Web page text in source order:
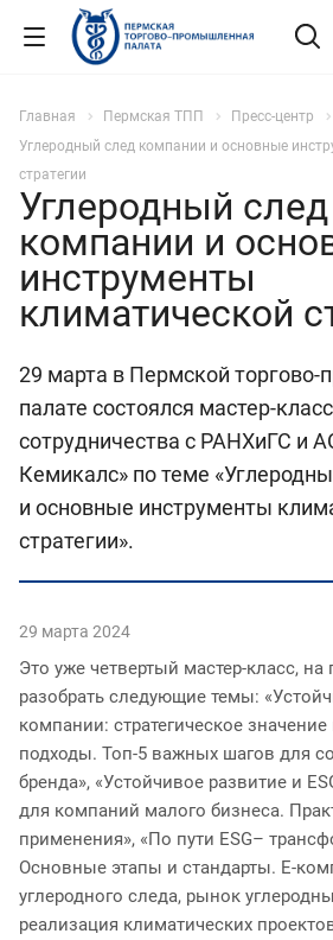
Главная Пермская ТПП Пресс-центр
Углеродный след компании и основные
стратегии
Углеродный след
компании и
инструменты
климатической
29 марта в Пермской
палате состоялся мастер-
сотрудничества с РАНХиГС и
Кемикалс» по теме
и основные инструменты
стратегии».
29 марта 2024
Это уже четвертый мастер-класс,
разобрать следующие темы:
компании: стратегическое
подходы. Топ-5 важных шагов для
бренда», «Устойчивое развитие и
для компаний малого бизнеса.
применения», «По пути ESG–
Основные этапы и стандарты. E-
углеродного следа, рынок
реализация климатических